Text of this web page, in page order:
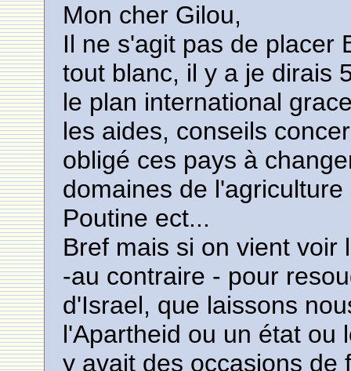
Mon cher Gilou,
Il ne s'agit pas de placer
tout blanc, il y a je dirais
le plan international
les aides, conseils
obligé ces pays à
domaines de
Poutine ect...
Bref mais si on vient voir
-au contraire - pour
d'Israel, que laissons
l'Apartheid ou un état ou
y avait des occasions de